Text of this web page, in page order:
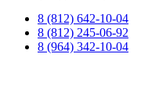
8 (812) 642-10-04
8 (812) 245-06-92
8 (964) 342-10-04